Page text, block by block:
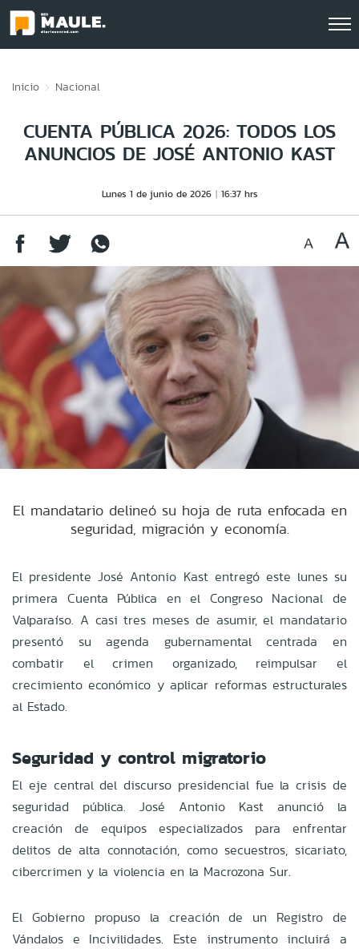
Inicio Nacional
CUENTA PÚBLICA 2026: TODOS LOS
ANUNCIOS DE JOSÉ ANTONIO KAST
Lunes 1 de junio de 2026 16:37 hrs
El mandatario delineó su hoja de ruta enfocada en
seguridad, migración y economía.
El presidente José Antonio Kast entregó este lunes su
primera Cuenta Pública en el Congreso Nacional de
Valparaíso. A casi tres meses de asumir, el mandatario
presentó su agenda gubernamental centrada en
combatir el crimen organizado, reimpulsar el
crecimiento económico y aplicar reformas estructurales
al Estado.
Seguridad y control migratorio
El eje central del discurso presidencial fue la crisis de
seguridad pública. José Antonio Kast anunció la
creación de equipos especializados para enfrentar
delitos de alta connotación, como secuestros, sicariato,
cibercrimen y la violencia en la Macrozona Sur.
El Gobierno propuso la creación de un Registro de
Vándalos e Incivilidades. Este instrumento incluirá a